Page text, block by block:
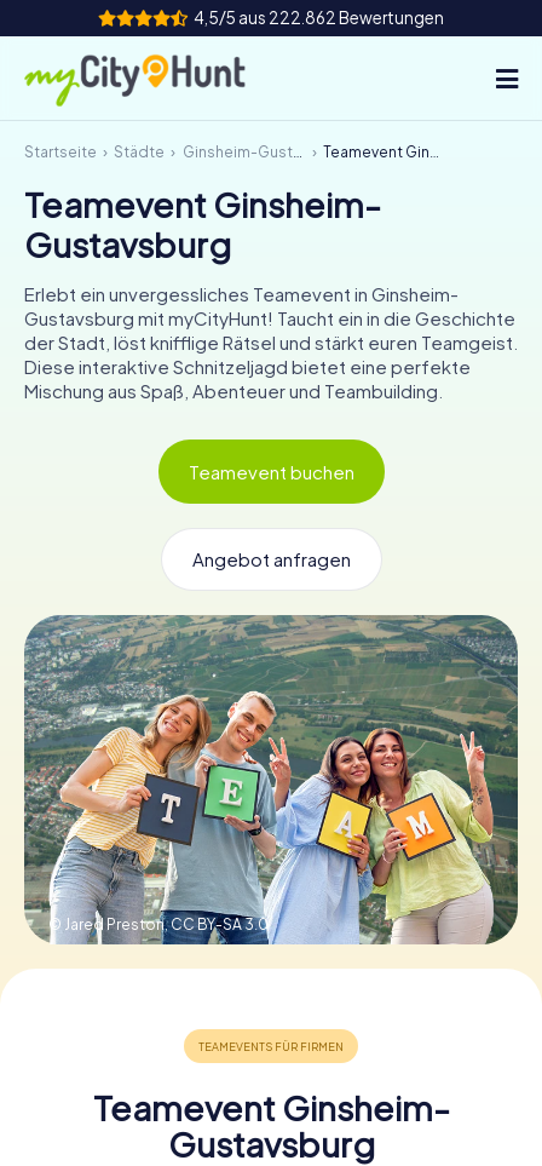
4,5/5 aus 222.862 Bewertungen
So funktioniert's
Städte
Teamevent
Tickets
AT CH
FR UK
Tickets buchen
Gutscheine bestellen
Startseite Städte Ginsheim-Gustavsburg Teamevent Ginsheim-Gustavsburg
Teamevent Ginsheim-
Gustavsburg
Erlebt ein unvergessliches Teamevent in Ginsheim-
Gustavsburg mit myCityHunt! Taucht ein in die Geschichte
der Stadt, löst knifflige Rätsel und stärkt euren Teamgeist.
Diese interaktive Schnitzeljagd bietet eine perfekte
Mischung aus Spaß, Abenteuer und Teambuilding.
Teamevent buchen
Angebot anfragen
© Jared Preston,CC BY-SA 3.0
Teamevent Ginsheim-
Gustavsburg